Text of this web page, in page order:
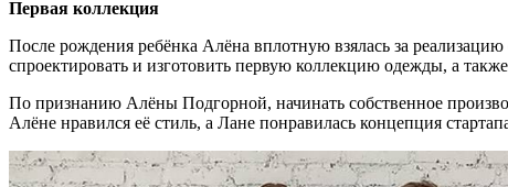
Первая коллекция
После рождения ребёнка Алёна вплотную взялась за
спроектировать и изготовить первую коллекцию одежды, а
По признанию Алёны Подгорной, начинать собственное
Алёне нравился её стиль, а Лане понравилась концепция